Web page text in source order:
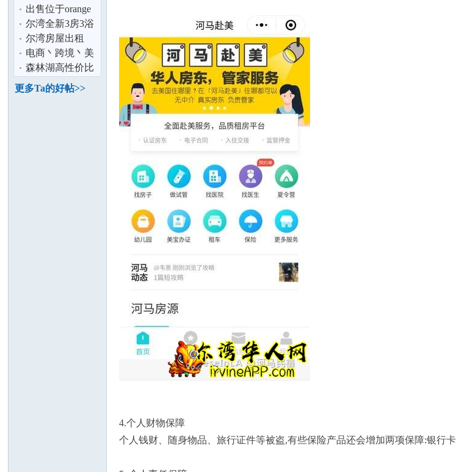
不知的秘密,
不能去美国,宝宝
证件怎么办
出售位于orange
county 橙县 旺店,
装修高级
尔湾全新3房3浴
2950/月
尔湾房屋出租
电商丶跨境丶美
国境内FedEx
UPS USPS运单
森林湖高性价比
豪宅独立屋
更多Ta的好帖>>
4.个人财物保障
个人钱财、随身物品、旅行证件等被盗,有些保险产品还会增加两项保障:银行